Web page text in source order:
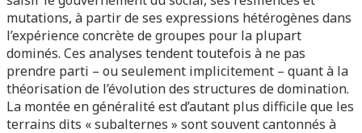
mutations, à partir de ses expressions hétérogènes dans
l’expérience concrète de groupes pour la plupart
dominés. Ces analyses tendent toutefois à ne pas
prendre parti – ou seulement implicitement – quant à la
théorisation de l’évolution des structures de domination.
La montée en généralité est d’autant plus difficile que les
terrains dits « subalternes » sont souvent cantonnés à